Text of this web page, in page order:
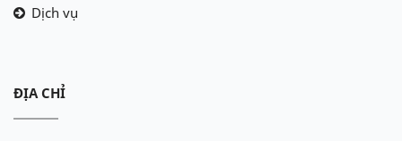
Dịch vụ
ĐỊA CHỈ